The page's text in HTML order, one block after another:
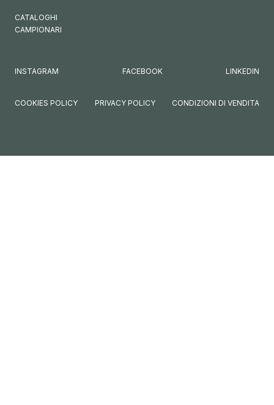
CATALOGHI
CAMPIONARI
INSTAGRAM FACEBOOK LINKEDIN
COOKIES POLICY PRIVACY POLICY CONDIZIONI DI VENDITA